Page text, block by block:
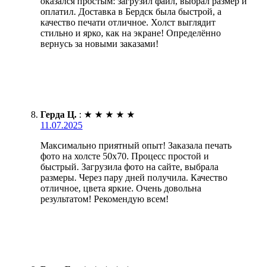
оплатил. Доставка в Бердск была быстрой, а
качество печати отличное. Холст выглядит
стильно и ярко, как на экране! Определённо
вернусь за новыми заказами!
Герда Ц. : ★ ★ ★ ★ ★
11.07.2025
Максимально приятный опыт! Заказала печать
фото на холсте 50х70. Процесс простой и
быстрый. Загрузила фото на сайте, выбрала
размеры. Через пару дней получила. Качество
отличное, цвета яркие. Очень довольна
результатом! Рекомендую всем!